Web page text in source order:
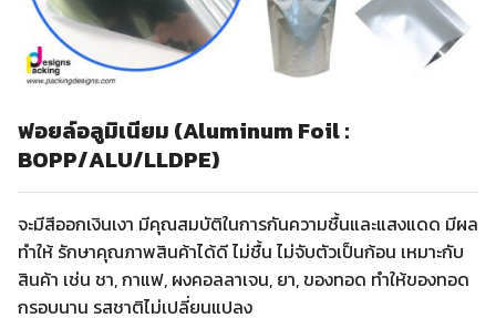
ฟอยล์อลูมิเนียม (Aluminum Foil :
BOPP/ALU/LLDPE)
จะมีสีออกเงินเงา มีคุณสมบัติในการกันความชื้นและแสงแดด มีผล
ทำให้ รักษาคุณภาพสินค้าได้ดี ไม่ชื้น ไม่จับตัวเป็นก้อน เหมาะกับ
สินค้า เช่น ชา, กาแฟ, ผงคอลลาเจน, ยา, ของทอด ทำให้ของทอด
กรอบนาน รสชาติไม่เปลี่ยนแปลง